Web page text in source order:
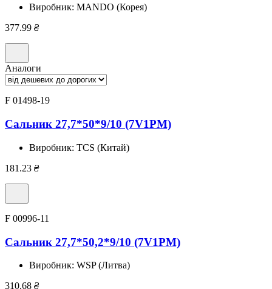
Виробник: MANDO (Корея)
377.99 ₴
Аналоги
F 01498-19
Сальник 27,7*50*9/10 (7V1PM)
Виробник: TCS (Китай)
181.23 ₴
F 00996-11
Сальник 27,7*50,2*9/10 (7V1PM)
Виробник: WSP (Литва)
310.68 ₴